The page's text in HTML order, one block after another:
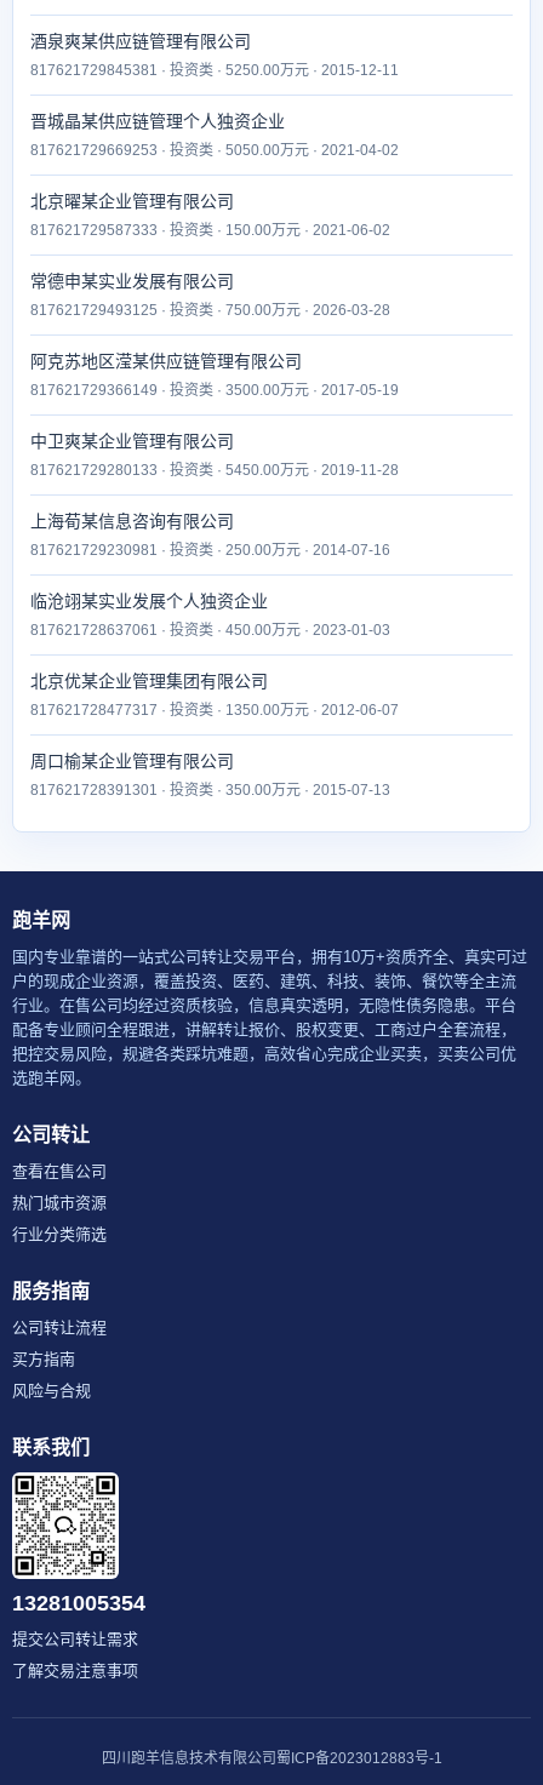
酒泉爽某供应链管理有限公司
817621729845381 · 投资类 · 5250.00万元 · 2015-12-11
晋城晶某供应链管理个人独资企业
817621729669253 · 投资类 · 5050.00万元 · 2021-04-02
北京曜某企业管理有限公司
817621729587333 · 投资类 · 150.00万元 · 2021-06-02
常德申某实业发展有限公司
817621729493125 · 投资类 · 750.00万元 · 2026-03-28
阿克苏地区滢某供应链管理有限公司
817621729366149 · 投资类 · 3500.00万元 · 2017-05-19
中卫爽某企业管理有限公司
817621729280133 · 投资类 · 5450.00万元 · 2019-11-28
上海荀某信息咨询有限公司
817621729230981 · 投资类 · 250.00万元 · 2014-07-16
临沧翊某实业发展个人独资企业
817621728637061 · 投资类 · 450.00万元 · 2023-01-03
北京优某企业管理集团有限公司
817621728477317 · 投资类 · 1350.00万元 · 2012-06-07
周口榆某企业管理有限公司
817621728391301 · 投资类 · 350.00万元 · 2015-07-13
跑羊网
国内专业靠谱的一站式公司转让交易平台，拥有10万+资质齐全、真实可过
户的现成企业资源，覆盖投资、医药、建筑、科技、装饰、餐饮等全主流
行业。在售公司均经过资质核验，信息真实透明，无隐性债务隐患。平台
配备专业顾问全程跟进，讲解转让报价、股权变更、工商过户全套流程，
把控交易风险，规避各类踩坑难题，高效省心完成企业买卖，买卖公司优
选跑羊网。
公司转让
查看在售公司
热门城市资源
行业分类筛选
服务指南
公司转让流程
买方指南
风险与合规
联系我们
13281005354
提交公司转让需求
了解交易注意事项
四川跑羊信息技术有限公司 蜀ICP备2023012883号-1